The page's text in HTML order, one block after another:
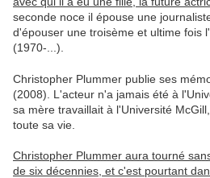
seconde noce il épouse une
d'épouser une troisème et ultime fois
(1970-...).
Christopher Plummer publie ses
(2008). L'acteur n'a jamais été à
sa mère travaillait à l'Université
toute sa vie.
Christopher Plummer aura tourné
de six décennies, et c'est pourtant